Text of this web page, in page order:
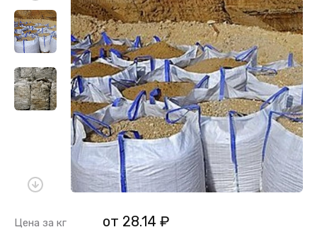
Цена за кг от 28.14 ₽